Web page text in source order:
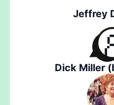
Jeffrey
Dick Miller